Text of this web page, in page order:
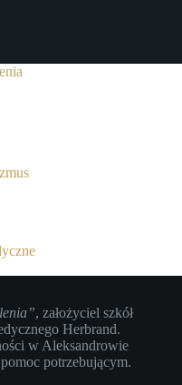
, założyciel szkół
Herbrand.
w Aleksandrowie
potrzebującym.